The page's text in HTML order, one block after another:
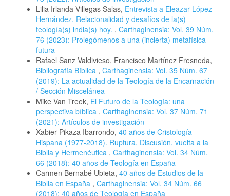
Lilia Irlanda Villegas Salas, Entrevista a Eleazar López
Hernández. Relacionalidad y desafíos de la(s)
teología(s) india(s) hoy. , Carthaginensia: Vol. 39 Núm.
76 (2023): Prolegómenos a una (incierta) metafísica
futura
Rafael Sanz Valdivieso, Francisco Martínez Fresneda,
Bibliografía Bíblica , Carthaginensia: Vol. 35 Núm. 67
(2019): La actualidad de la Teología de la Encarnación
/ Sección Miscelánea
Mike Van Treek, El Futuro de la Teología: una
perspectiva bíblica , Carthaginensia: Vol. 37 Núm. 71
(2021): Artículos de investigación
Xabier Pikaza Ibarrondo, 40 años de Cristología
Hispana (1977-2018). Ruptura, Discusión, vuelta a la
Biblia y Hermenéutica , Carthaginensia: Vol. 34 Núm.
66 (2018): 40 años de Teología en España
Carmen Bernabé Ubieta, 40 años de Estudios de la
Biblia en España , Carthaginensia: Vol. 34 Núm. 66
(2018): 40 años de Teología en España